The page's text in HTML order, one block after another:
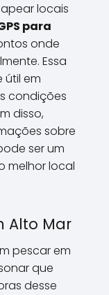
locais
para
onde
Essa
útil em
condições
disso,
sobre
ser um
melhor local
Alto Mar
pescar em
que
desse